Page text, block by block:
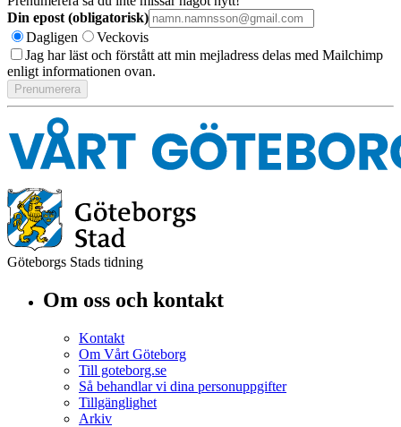
Din epost (obligatorisk)
Dagligen
Veckovis
Jag har läst och förstått att min mejladress delas med Mailchimp
enligt informationen ovan.
Göteborgs Stads tidning
Om oss och kontakt
Kontakt
Om Vårt Göteborg
Till goteborg.se
Så behandlar vi dina personuppgifter
Tillgänglighet
Arkiv